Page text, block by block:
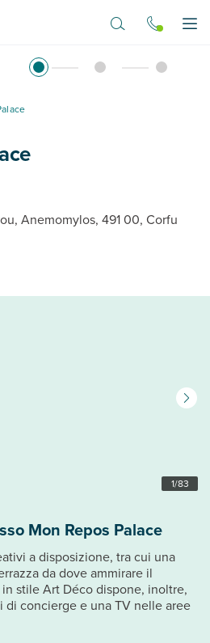
Anemomylos, 491 00, Corfu
1/83
Mon Repos Palace
a disposizione, tra cui una
da dove ammirare il
stile Art Déco dispone, inoltre,
di concierge e una TV nelle aree